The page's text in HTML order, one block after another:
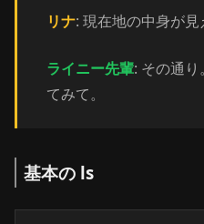
リナ: 現在地の中身が
ライニー先輩: その通
てみて。
基本の ls